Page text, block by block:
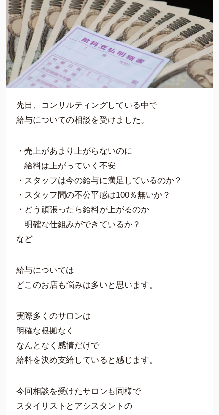
先日、コンサルティングしている中で
給与についての相談を受けました。
・売上があまり上がらないのに
給料は上がっていく不安
・スタッフは今の給与に満足しているのか？
・スタッフ間の不公平感は100％無いか？
・どう頑張ったら給料が上がるのか
明確な仕組みができているか？
など
給与については
どこのお店も悩みは多いと思います。
実際多くのサロンは
明確な根拠なく
なんとなく感情だけで
給料を決め支給していると感じます。
今回相談を受けたサロンも同様で
スタイリストとアシスタントの